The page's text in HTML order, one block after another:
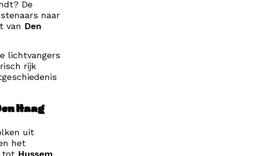
De
naar
van Den
lichtvangers
rijk
Haag
uit
het